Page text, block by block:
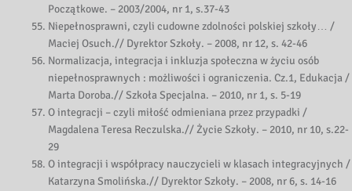
Początkowe. – 2003/2004, nr 1, s.37-43
Niepełnosprawni, czyli cudowne zdolności polskiej szkoły… /
Maciej Osuch.// Dyrektor Szkoły. – 2008, nr 12, s. 42-46
Normalizacja, integracja i inkluzja społeczna w życiu osób
niepełnosprawnych : możliwości i ograniczenia. Cz.1, Edukacja /
Marta Doroba.// Szkoła Specjalna. – 2010, nr 1, s. 5-19
O integracji – czyli miłość odmieniana przez przypadki /
Magdalena Teresa Reczulska.// Życie Szkoły. – 2010, nr 10, s.22-
29
O integracji i współpracy nauczycieli w klasach integracyjnych /
Katarzyna Smolińska.// Dyrektor Szkoły. – 2008, nr 6, s. 14-16